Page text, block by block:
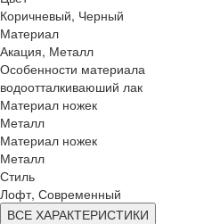
Коричневый, Черный
Материал
Акация, Металл
Особенности материала
водоотталкиваюший лак
Материал ножек
Металл
Материал ножек
Металл
Стиль
Лофт, Современный
ВСЕ ХАРАКТЕРИСТИКИ